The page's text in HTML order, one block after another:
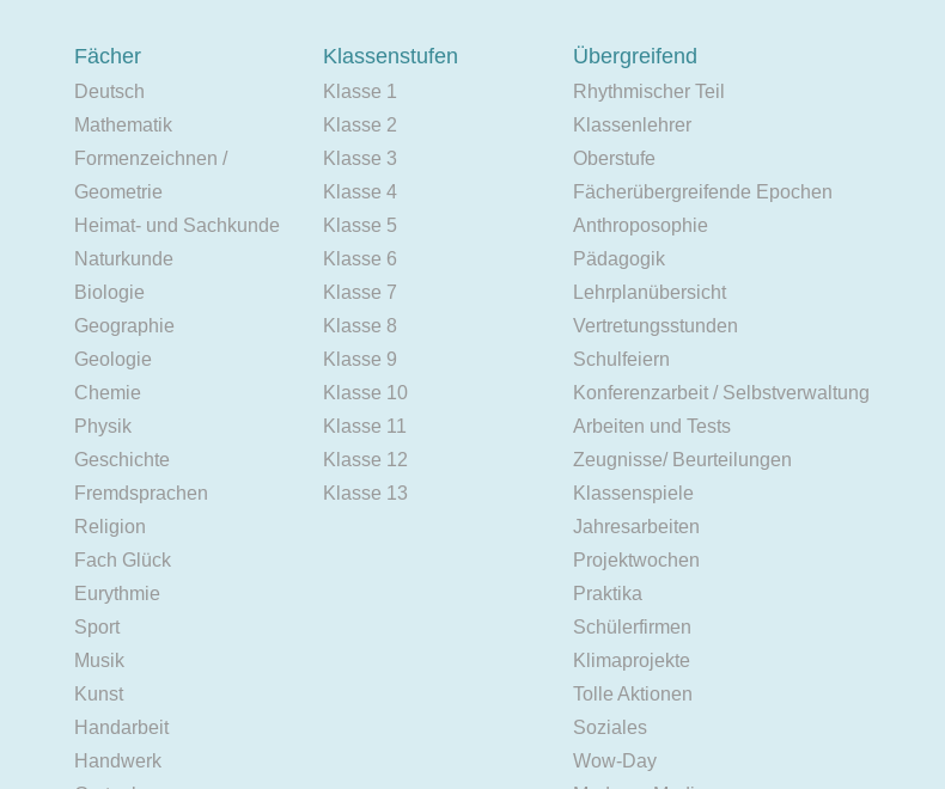
Fächer
Deutsch
Mathematik
Formenzeichnen /
Geometrie
Heimat- und Sachkunde
Naturkunde
Biologie
Geographie
Geologie
Chemie
Physik
Geschichte
Fremdsprachen
Religion
Fach Glück
Eurythmie
Sport
Musik
Kunst
Handarbeit
Handwerk
Klassenstufen
Klasse 1
Klasse 2
Klasse 3
Klasse 4
Klasse 5
Klasse 6
Klasse 7
Klasse 8
Klasse 9
Klasse 10
Klasse 11
Klasse 12
Klasse 13
Übergreifend
Rhythmischer Teil
Klassenlehrer
Oberstufe
Fächerübergreifende Epochen
Anthroposophie
Pädagogik
Lehrplanübersicht
Vertretungsstunden
Schulfeiern
Konferenzarbeit / Selbstverwaltung
Arbeiten und Tests
Zeugnisse/ Beurteilungen
Klassenspiele
Jahresarbeiten
Projektwochen
Praktika
Schülerfirmen
Klimaprojekte
Tolle Aktionen
Soziales
Wow-Day